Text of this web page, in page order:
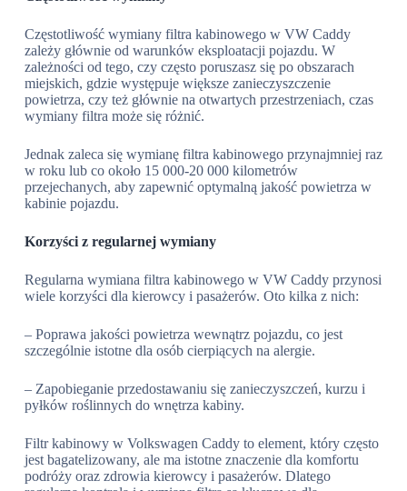
Częstotliwość wymiany filtra kabinowego w VW Caddy
zależy głównie od warunków eksploatacji pojazdu. W
zależności od tego, czy często poruszasz się po obszarach
miejskich, gdzie występuje większe zanieczyszczenie
powietrza, czy też głównie na otwartych przestrzeniach, czas
wymiany filtra może się różnić.
Jednak zaleca się wymianę filtra kabinowego przynajmniej raz
w roku lub co około 15 000-20 000 kilometrów
przejechanych, aby zapewnić optymalną jakość powietrza w
kabinie pojazdu.
Korzyści z regularnej wymiany
Regularna wymiana filtra kabinowego w VW Caddy przynosi
wiele korzyści dla kierowcy i pasażerów. Oto kilka z nich:
– Poprawa jakości powietrza wewnątrz pojazdu, co jest
szczególnie istotne dla osób cierpiących na alergie.
– Zapobieganie przedostawaniu się zanieczyszczeń, kurzu i
pyłków roślinnych do wnętrza kabiny.
Filtr kabinowy w Volkswagen Caddy to element, który często
jest bagatelizowany, ale ma istotne znaczenie dla komfortu
podróży oraz zdrowia kierowcy i pasażerów. Dlatego